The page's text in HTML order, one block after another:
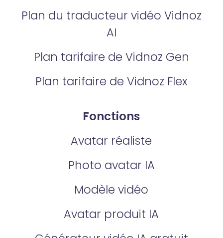
Plan du traducteur vidéo Vidnoz
AI
Plan tarifaire de Vidnoz Gen
Plan tarifaire de Vidnoz Flex
Fonctions
Avatar réaliste
Photo avatar IA
Modèle vidéo
Avatar produit IA